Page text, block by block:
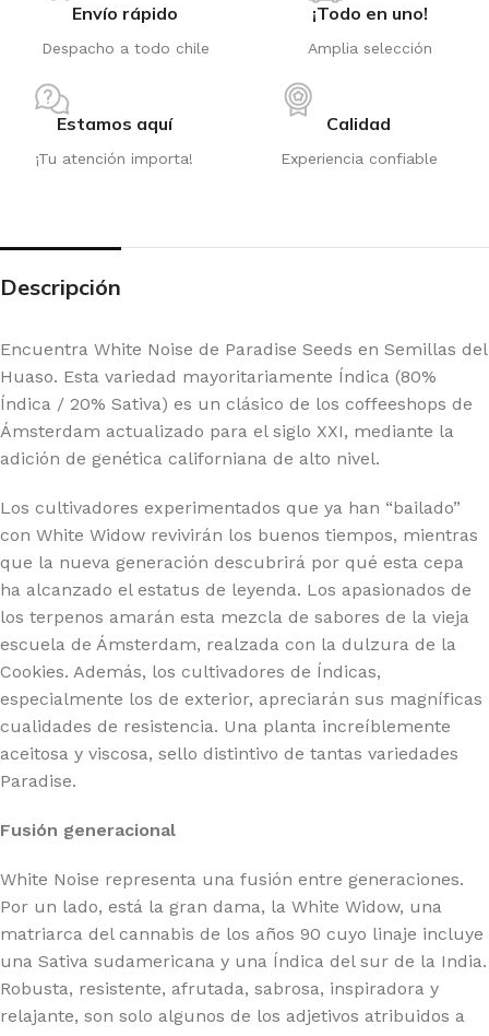
Envío rápido
Despacho a todo chile
¡Todo en uno!
Amplia selección
Estamos aquí
¡Tu atención importa!
Calidad
Experiencia confiable
Descripción
Encuentra White Noise de Paradise Seeds en Semillas del
Huaso. Esta variedad mayoritariamente Índica (80%
Índica / 20% Sativa) es un clásico de los coffeeshops de
Ámsterdam actualizado para el siglo XXI, mediante la
adición de genética californiana de alto nivel.
Los cultivadores experimentados que ya han “bailado”
con White Widow revivirán los buenos tiempos, mientras
que la nueva generación descubrirá por qué esta cepa
ha alcanzado el estatus de leyenda. Los apasionados de
los terpenos amarán esta mezcla de sabores de la vieja
escuela de Ámsterdam, realzada con la dulzura de la
Cookies. Además, los cultivadores de Índicas,
especialmente los de exterior, apreciarán sus magníficas
cualidades de resistencia. Una planta increíblemente
aceitosa y viscosa, sello distintivo de tantas variedades
Paradise.
Fusión generacional
White Noise representa una fusión entre generaciones.
Por un lado, está la gran dama, la White Widow, una
matriarca del cannabis de los años 90 cuyo linaje incluye
una Sativa sudamericana y una Índica del sur de la India.
Robusta, resistente, afrutada, sabrosa, inspiradora y
relajante, son solo algunos de los adjetivos atribuidos a